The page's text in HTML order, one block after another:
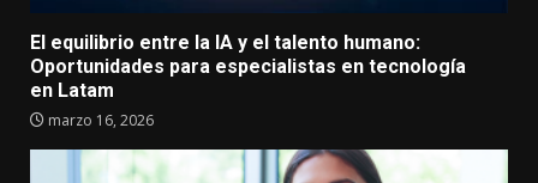
El equilibrio entre la IA y el talento humano:
Oportunidades para especialistas en tecnología
en Latam
marzo 16, 2026